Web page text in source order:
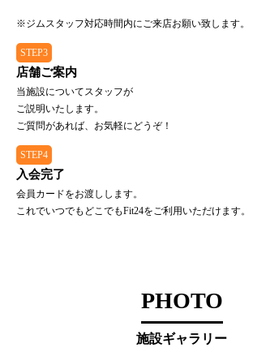
※ジムスタッフ対応時間内にご来店お願い致します。
STEP3
店舗ご案内
当施設についてスタッフが
ご説明いたします。
ご質問があれば、お気軽にどうぞ！
STEP4
入会完了
会員カードをお渡しします。
これでいつでもどこでもFit24をご利用いただけます。
PHOTO
施設ギャラリー